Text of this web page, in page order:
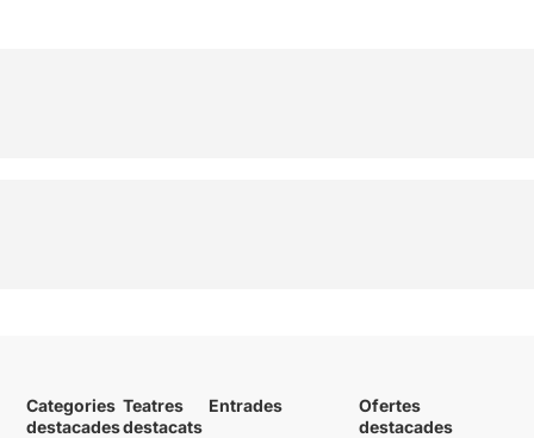
Categories
destacades
Teatres
destacats
Entrades
Ofertes
destacades